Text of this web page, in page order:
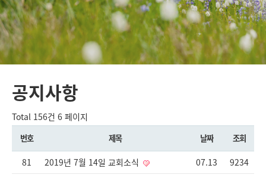
공지사항
Total 156건 6 페이지
번호 제목 날짜 조회
81 2019년 7월 14일 교회소식 07.13
9234